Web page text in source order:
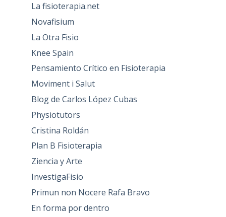
La fisioterapia.net
Novafisium
La Otra Fisio
Knee Spain
Pensamiento Crítico en Fisioterapia
Moviment i Salut
Blog de Carlos López Cubas
Physiotutors
Cristina Roldán
Plan B Fisioterapia
Ziencia y Arte
InvestigaFisio
Primun non Nocere Rafa Bravo
En forma por dentro